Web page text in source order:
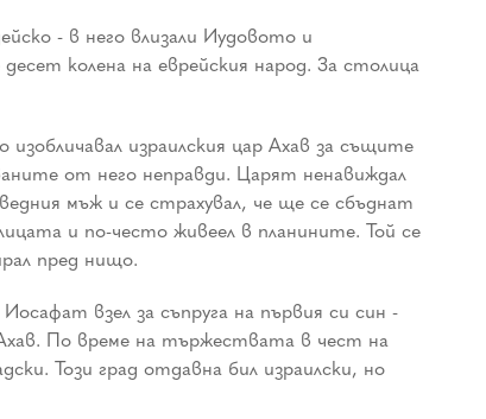
- в него влизали Иудовото и
колена на еврейския народ. За столица
израилския цар Ахав за същите
от него неправди. Царят ненавиждал
мъж и се страхувал, че ще се сбъднат
и по-често живеел в планините. Той се
пред нищо.
взел за съпруга на първия си син -
По време на тържествата в чест на
Този град отдавна бил израилски, но